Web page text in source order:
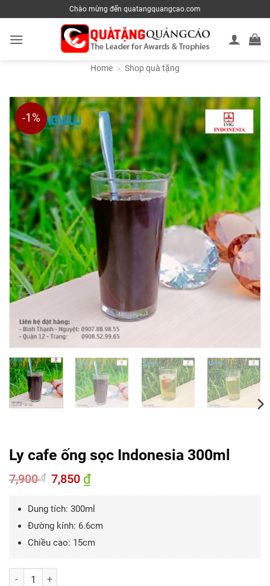
to
content
Chào mừng đến quatangquangcao.com
Home » Shop quà tặng
-1%
Ly cafe ống sọc Indonesia 300ml
7,900₫ Giá
gốc
7,850 ₫Giá
7,850 ₫.
Dung tích: 300ml
Đường kính: 6.6cm
Chiều cao: 15cm
Số lượng